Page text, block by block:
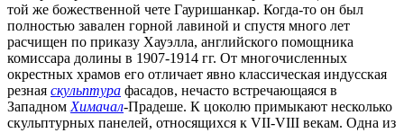
той же божественной чете Гауришанкар. Когда-то он был
полностью завален горной лавиной и спустя много лет
расчищен по приказу Хауэлла, английского помощника
комиссара долины в 1907-1914 гг. От многочисленных
окрестных храмов его отличает явно классическая индусская
резная скульптура фасадов, нечасто встречающаяся в
ЗападномХимачал-Прадеше. К цоколю примыкают несколько
скульптурных панелей, относящихся к VII-VIII векам. Одна из